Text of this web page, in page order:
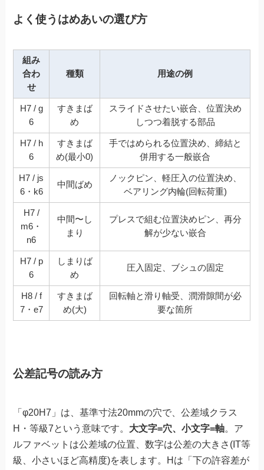
よく使うはめあいの選び方
組み
合わ
せ
種類 用途の例
H7 / g
6
すきまば
め
スライドさせたい嵌合、位置決め
しつつ着脱する部品
H7 / h
6
すきまば
め(最小0)
手ではめられる位置決め、締結と
併用する一般嵌合
H7 / js
6・k6
中間ばめ
ノックピン、軽圧入の位置決め、
ベアリング内輪(回転荷重)
H7 /
m6・
n6
中間〜し
まり
プレスで組む位置決めピン、再分
解が少ない嵌合
H7 / p
6
しまりば
め
圧入固定、ブシュの固定
H8 / f
7・e7
すきまば
め(大)
回転軸と滑り軸受、潤滑隙間が必
要な箇所
公差記号の読み方
「φ20H7」は、基準寸法20mmの穴で、公差域クラス
H・等級7という意味です。 大文字=穴、小文字=軸。ア
ルファベットは公差域の位置、数字は公差の大きさ(IT等
級、小さいほど高精度)を表します。Hは「下の許容差が